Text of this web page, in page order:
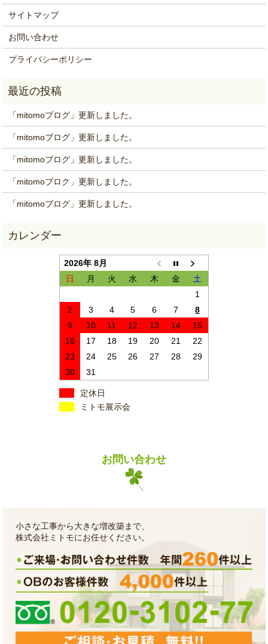
サイトマップ
お問い合わせ
プライバシーポリシー
「mitomoブログ」更新しました。
「mitomoブログ」更新しました。
「mitomoブログ」更新しました。
「mitomoブロク」更新しました。
「mitomoブログ」更新しました。
2026年 8月
日
月 火 水 木 金
土
1
2
3 4 5 6 7
8
9
10 11 12 13 14
15
16
17 18 19 20 21
22
23
24 25 26 27 28
29
30
31
定休日
ミトモ展示会
お問い合わせ
小さな工事から大きな増改築まで、
株式会社ミトモにお任せください。